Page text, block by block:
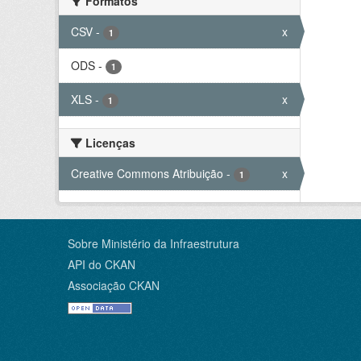
CSV - 1 x
ODS - 1
XLS - 1 x
Licenças
Creative Commons Atribuição - 1 x
Sobre Ministério da Infraestrutura
API do CKAN
Associação CKAN